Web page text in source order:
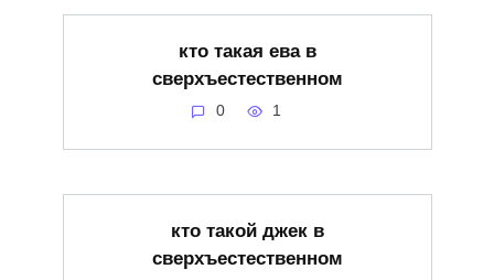
кто такая ева в
сверхъестественном
0 1
кто такой джек в
сверхъестественном